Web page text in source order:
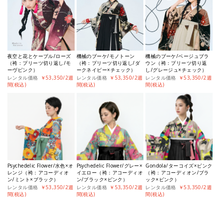
夜空と花とケーブル/ローズ
（袴：プリーツ切り返し/モ
ーヴピンク）
レンタル価格 ￥53,350/2週
間(税込)
機械のブーケ/モノトーン
（袴：プリーツ切り返し/ダ
ークネイビー×チェック）
レンタル価格 ￥53,350/2週
間(税込)
機械のブーケ/ベージュブラ
ウン（袴：プリーツ切り返
し/グレージュ×チェック）
レンタル価格 ￥53,350/2週
間(税込)
Psychedelic Flower/水色×オ
レンジ（袴：アコーディオ
ン/ミント×ブラック）
レンタル価格 ￥53,350/2週
間(税込)
Psychedelic Flower/グレー×
イエロー（袴：アコーディオ
ン/ブラック×ピンク）
レンタル価格 ￥53,350/2週
間(税込)
Gondola/ターコイズ×ピンク
（袴：アコーディオン/ブラ
ック×ピンク）
レンタル価格 ￥53,350/2週
間(税込)